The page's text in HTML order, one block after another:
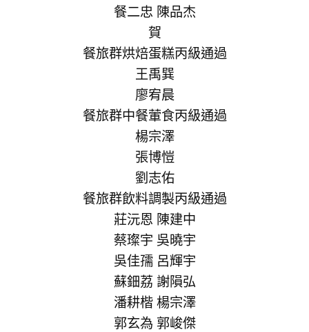
餐二忠 陳品杰
賀
餐旅群烘焙蛋糕丙級通過
王禹巽
廖宥晨
餐旅群中餐葷食丙級通過
楊宗澤
張博愷
劉志佑
餐旅群飲料調製丙級通過
莊沅恩 陳建中
蔡璨宇 吳曉宇
吳佳孺 呂輝宇
蘇鈿荔 謝隕弘
潘耕楷 楊宗澤
郭玄為 郭峻傑